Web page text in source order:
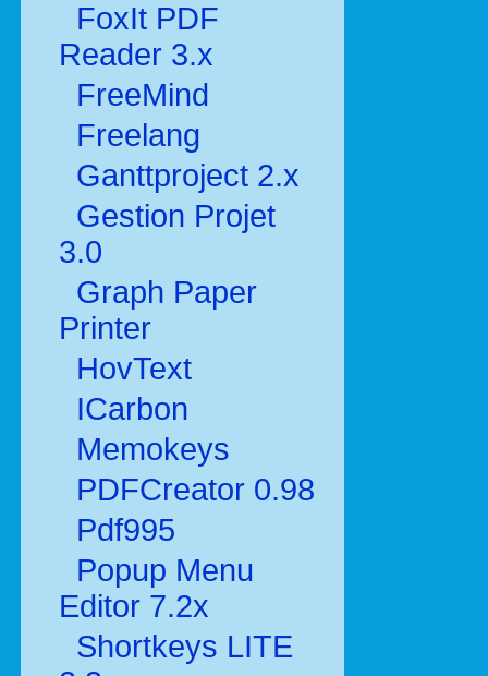
FoxIt PDF
Reader 3.x
FreeMind
Freelang
Ganttproject 2.x
Gestion Projet
3.0
Graph Paper
Printer
HovText
ICarbon
Memokeys
PDFCreator 0.98
Pdf995
Popup Menu
Editor 7.2x
Shortkeys LITE